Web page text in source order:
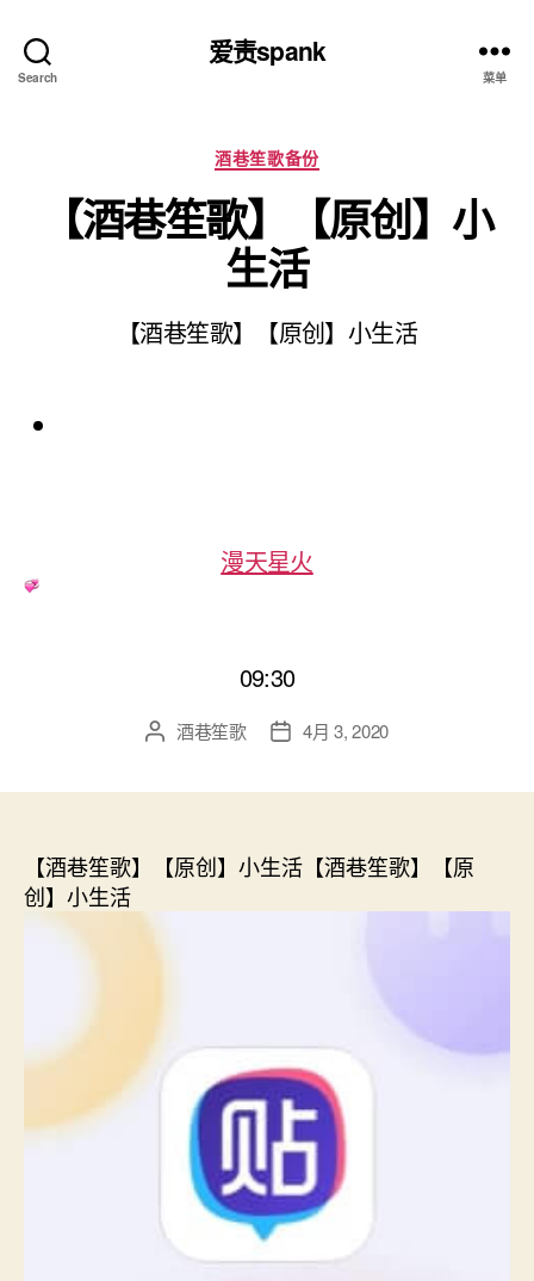
Search
爱责spank
菜单
分
类
酒巷笙歌备份
【酒巷笙歌】【原创】小
生活
【酒巷笙歌】【原创】小生活
漫天星火
09:30
文 酒巷笙歌
发 4月 3, 2020
【酒巷笙歌】【原创】小生活【酒巷笙歌】【原
创】小生活